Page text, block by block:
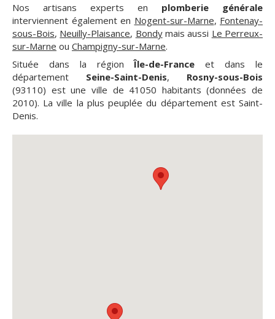
Nos artisans experts en plomberie générale
interviennent également en Nogent-sur-Marne, Fontenay-
sous-Bois, Neuilly-Plaisance, Bondymais aussi Le Perreux-
sur-Marne ou Champigny-sur-Marne.
Située dans la régionÎle-de-France et dans le
département Seine-Saint-Denis, Rosny-sous-Bois
(93110) est une ville de 41050 habitants (données de
2010). La ville la plus peuplée du département est Saint-
Denis.